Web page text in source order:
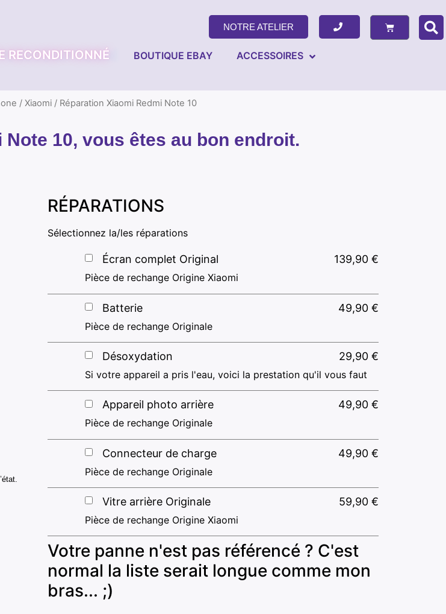
NOTRE ATELIER
RECONDITIONNÉ BOUTIQUE EBAY ACCESSOIRES
/ Xiaomi/ Réparation Xiaomi Redmi Note 10
10, vous êtes au bon endroit.
RÉPARATIONS
Sélectionnez la/les réparations
Écran complet Original 139,90 €
Pièce de rechange Origine Xiaomi
Batterie 49,90 €
Pièce de rechange Originale
Désoxydation 29,90 €
Si votre appareil a pris l'eau, voici la prestation qu'il vous faut
Appareil photo arrière 49,90 €
Pièce de rechange Originale
Connecteur de charge 49,90 €
Pièce de rechange Originale
Vitre arrière Originale 59,90 €
Pièce de rechange Origine Xiaomi
Votre panne n'est pas référencé ? C'est
normal la liste serait longue comme mon
bras... ;)